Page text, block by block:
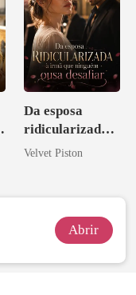
Da esposa
ridicularizada à
irmã que
Velvet Piston
Abrir